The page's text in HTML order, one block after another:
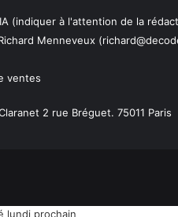
(indiquer à l'attention de la
Menneveux
ventes
2 rue Bréguet. 75011 Paris
lundi prochain